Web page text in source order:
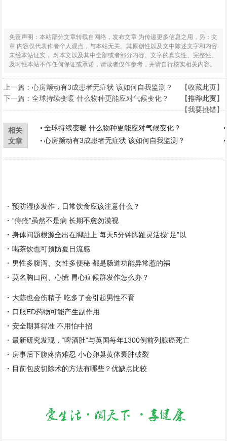
免责声明：本站部分文章转载自网络，发布文章 为传递更多信息之用，另：文
章 内容仅代表作者个人观点，与本站无关。其原创性以及文中陈述文字和内容
未经本站证实， 对本文以及其中全部或者部分内容、文字的真实性、完整性、
及时性本站不作任何保证或承诺，请读者仅作参考，并请自行核实相关内容。
上一篇：心房颤动有3成患者无症状 该如何自我监测？
下一篇：全球持续变暖 什么物种更能应对气候变化？
【收藏此页】
【打印此页】
【推荐此文】
【我要挑错】
相关
文章
全球持续变暖 什么物种更能应对气候变化？
心房颤动有3成患者无症状 该如何自我监测？
预防湿疹发作，日常饮食应该注意什么？
“痔疮”虽然不是病 长期不愈勿漠视
身体问题根源全出在脚趾上 每天5分钟脚趾灵活操“足”以
喝茶饮也可预防夏日流感
男性多腹泻、女性多便秘 都是肠道功能异常惹的祸
莫名胸口闷、心慌 胃心症候群发作怎么办？
大蒜也会伤精子 吃多了会引起男性不育
口服ED药物可能产生副作用
安全期算得准 不用怕中招
最新研究发现，“啤酒肚”与英国每年1300例前列腺癌死亡
房事后下腹疼痛难忍 小心卵巢黄体囊肿破裂
目前包皮切除术的方法有哪些？优缺点比较